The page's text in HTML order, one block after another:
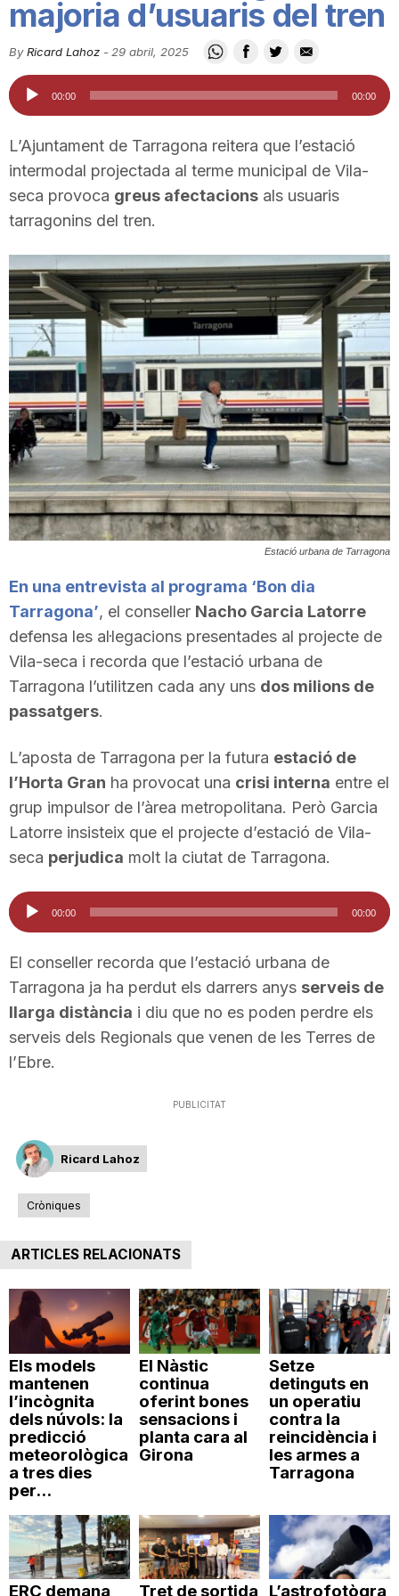
u
a
d
e
T
a
r
r
a
o
n
majoria d’usuaris del tren
By Ricard Lahoz - 29 abril, 2025
Reproductor
d'àudio
00:00 00:00
L’Ajuntament de Tarragona reitera que l’estació
intermodal projectada al terme municipal de Vila-
seca provoca greus afectacions als usuaris
tarragonins del tren.
Estació urbana de Tarragona
En una entrevista al programa ‘Bon dia
Tarragona’, el conseller Nacho Garcia Latorre
defensa les al·legacions presentades al projecte de
Vila-seca i recorda que l’estació urbana de
Tarragona l’utilitzen cada any uns dos milions de
passatgers.
L’aposta de Tarragona per la futura estació de
l’Horta Gran ha provocat una crisi interna entre el
grup impulsor de l’àrea metropolitana. Però Garcia
Latorre insisteix que el projecte d’estació de Vila-
seca perjudica molt la ciutat de Tarragona.
Reproductor
d'àudio
00:00 00:00
El conseller recorda que l’estació urbana de
Tarragona ja ha perdut els darrers anys serveis de
llarga distància i diu que no es poden perdre els
serveis dels Regionals que venen de les Terres de
l’Ebre.
PUBLICITAT
Ricard Lahoz
Cròniques
ARTICLES RELACIONATS
Els models
mantenen
l’incògnita
dels núvols: la
predicció
meteorològica
a tres dies
per...
El Nàstic
continua
oferint bones
sensacions i
planta cara al
Girona
Setze
detinguts en
un operatiu
contra la
reincidència i
les armes a
Tarragona
ERC demana Tret de sortida L’astrofotògra